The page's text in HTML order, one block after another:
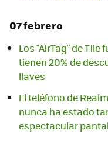
07 febrero
Los "AirTag" de
tienen 20% de
llaves
El teléfono de
nunca ha estado
espectacular